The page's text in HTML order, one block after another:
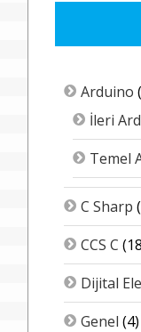
Arduino
İleri
Temel
C Sharp
CCS C
Dijital
Genel (4)